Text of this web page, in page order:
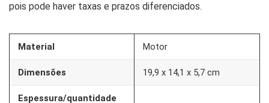
pois pode haver taxas e prazos diferenciados.
Material Motor
Dimensões ‎19,9 x 14,1 x 5,7 cm
Espessura/quantidade